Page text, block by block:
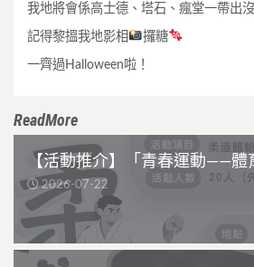
我地將會係高士德、塔石、瘋堂一帶出沒
記得黎搵我地影相 攞糖
一齊過Halloween啦！
ReadMore
【活動推介】「青春運動——體
2026-07-22